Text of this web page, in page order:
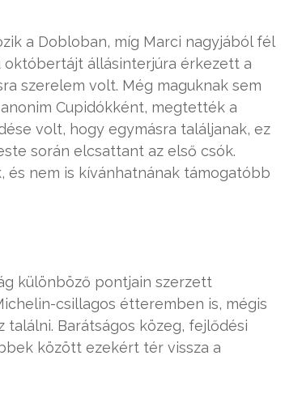
a Dobloban, míg Marci nagyjából fél
állásinterjúra érkezett a
szerelem volt. Még maguknak sem
Cupidókként, megtették a
volt, hogy egymásra találjanak, ez
során elcsattant az első csók.
és nem is kívánhatnának támogatóbb
különböző pontjain szerzett
csillagos étteremben is, mégis
Barátságos közeg, fejlődési
között ezekért tér vissza a